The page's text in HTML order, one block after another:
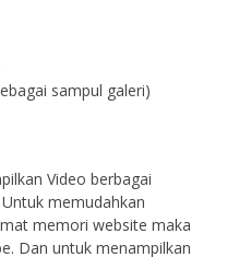
sampul galeri)
Video berbagai
memudahkan
memori website maka
Dan untuk menampilkan